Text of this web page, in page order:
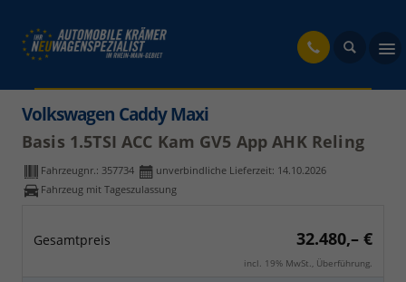
Volkswagen Caddy Maxi
Basis 1.5TSI ACC Kam GV5 App AHK Reling
Fahrzeugnr.: 357734 unverbindliche Lieferzeit: 14.10.2026
Fahrzeug mit Tageszulassung
Gesamtpreis 32.480,– €
incl. 19% MwSt., Überführung.